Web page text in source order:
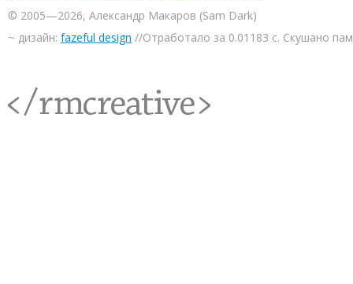
© 2005—2026, Александр Макаров (Sam Dark)
~ дизайн: fazeful design //Отработало за 0.01183 с. Скушано
<rmcreative/>